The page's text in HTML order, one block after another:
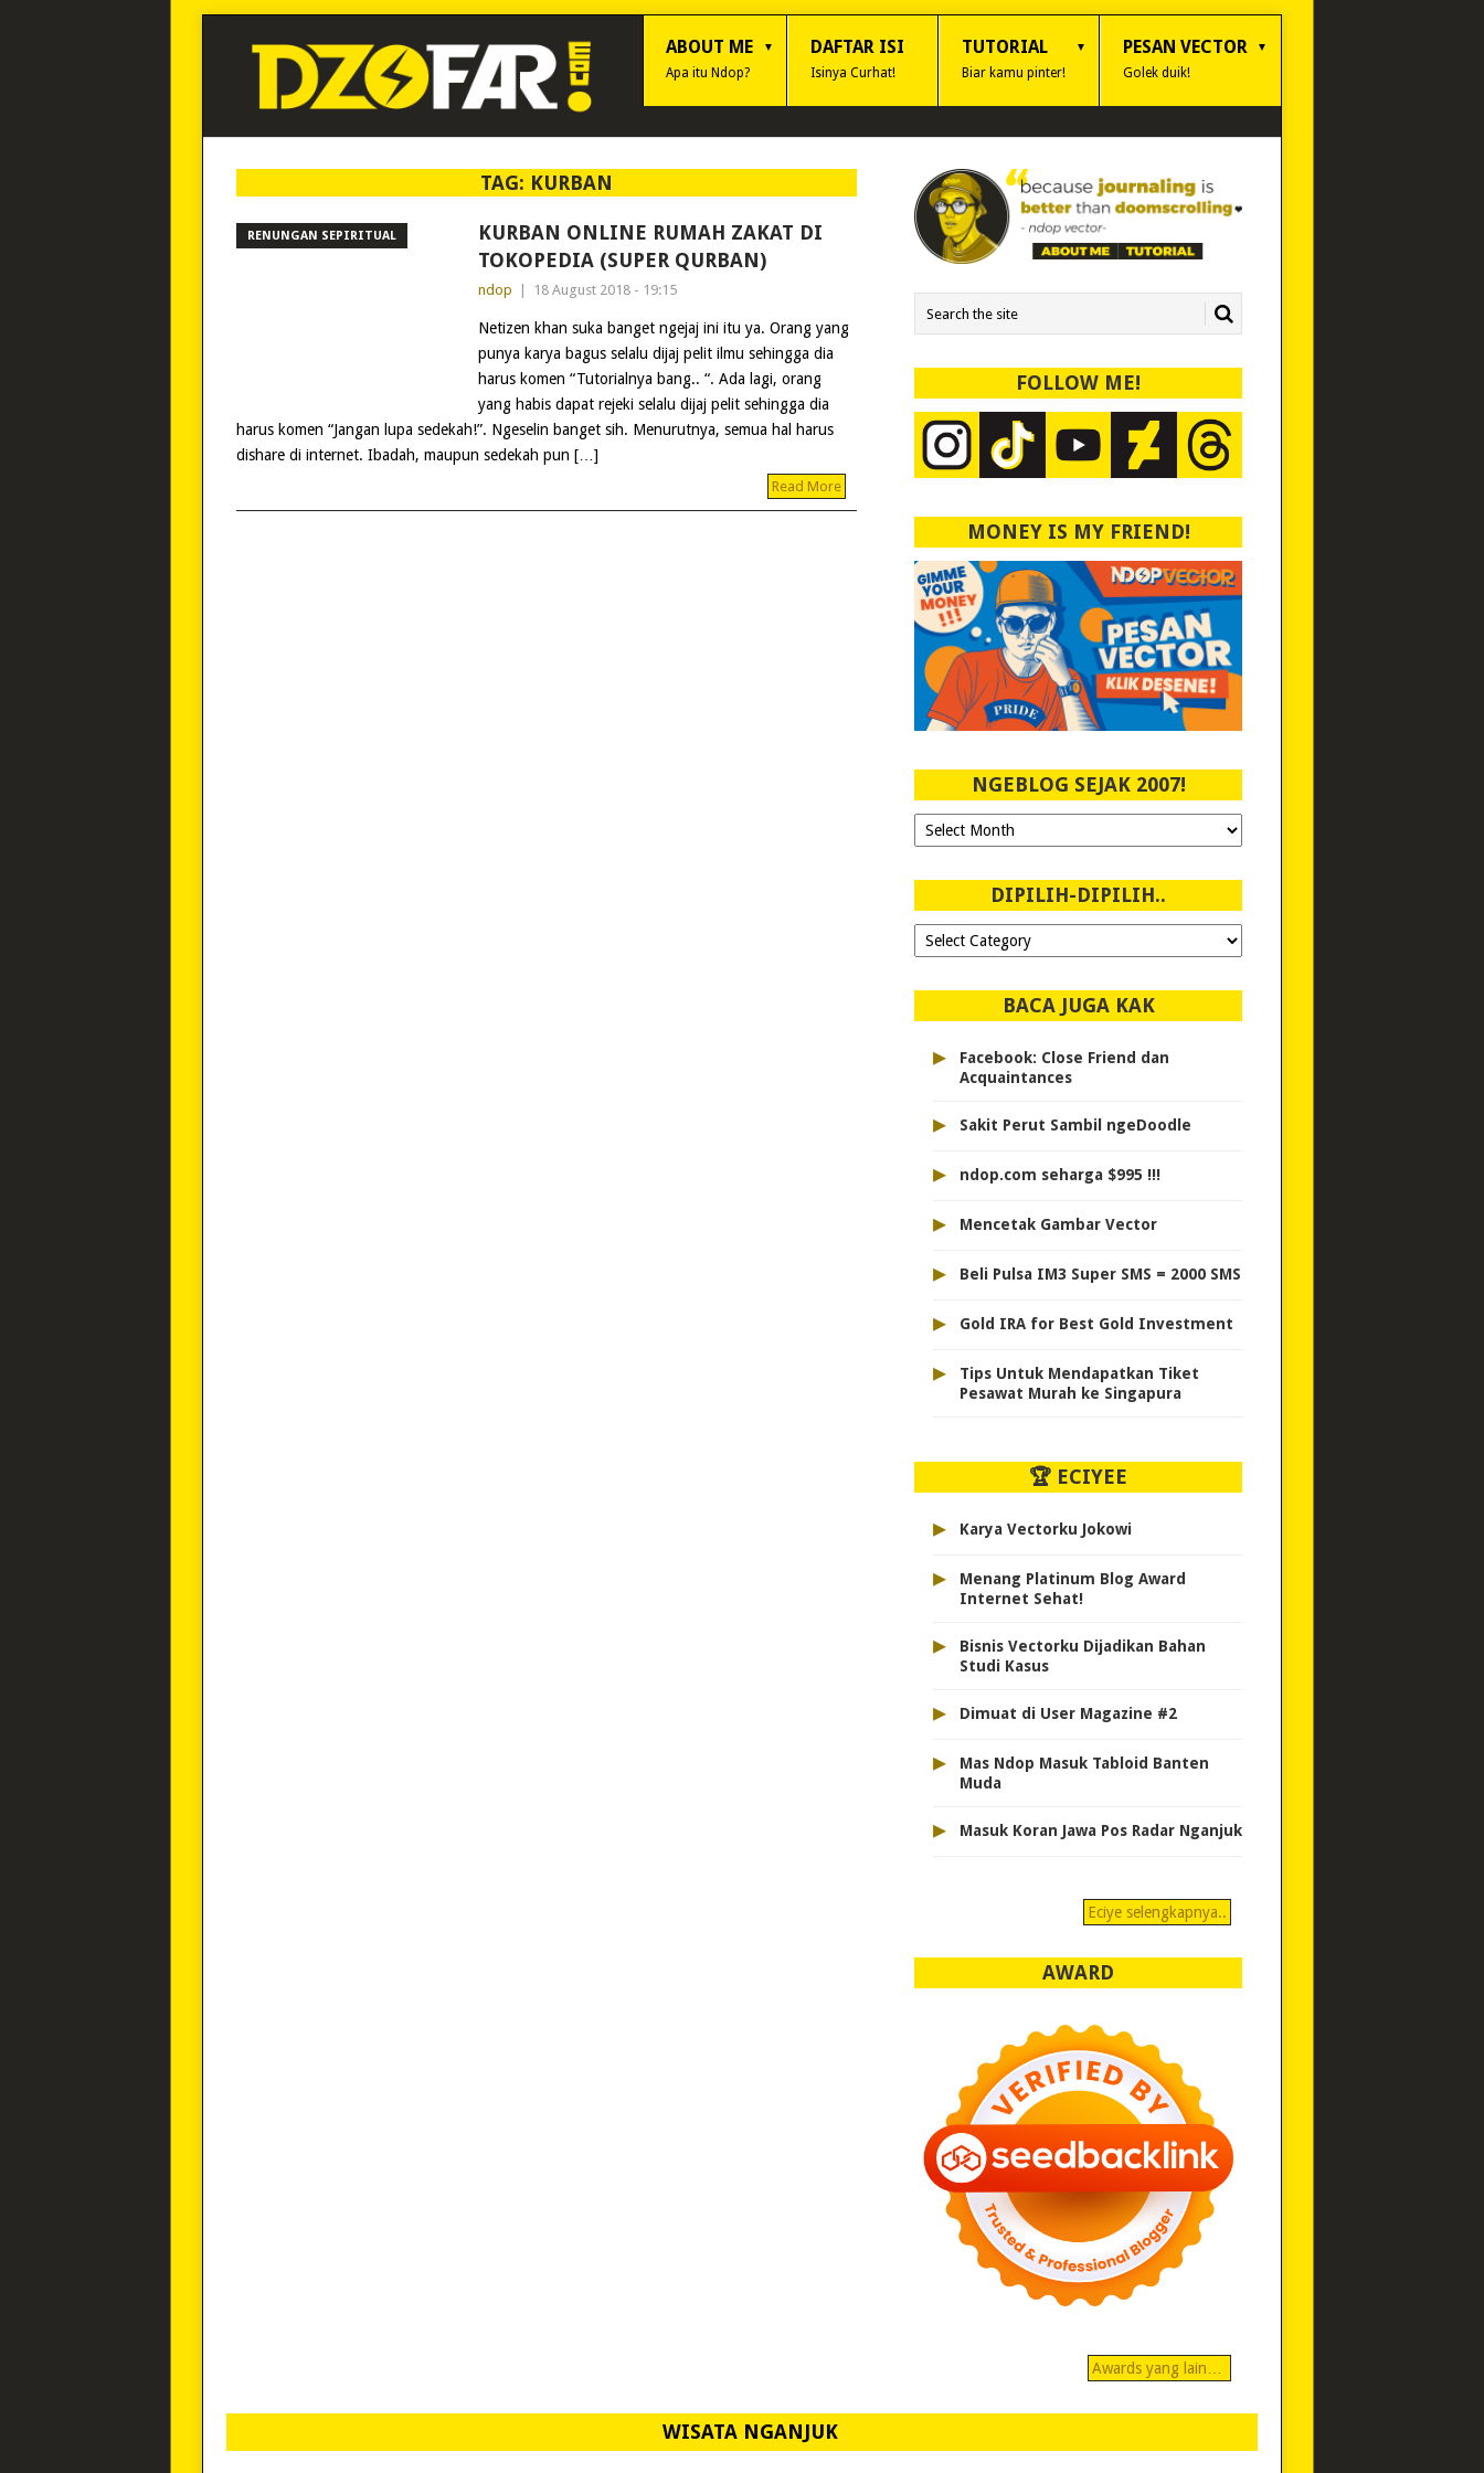
ABOUT ME
Apa itu Ndop?
DAFTAR ISI
Isinya Curhat!
TUTORIAL
Biar kamu pinter!
PESAN VECTOR
Golek duik!
TAG: KURBAN
RENUNGAN SEPIRITUAL
KURBAN ONLINE RUMAH ZAKAT DI
TOKOPEDIA (SUPER QURBAN)
ndop 18 August 2018 - 19:15
Netizen khan suka banget ngejaj ini itu ya. Orang yang
punya karya bagus selalu dijaj pelit ilmu sehingga dia
harus komen “Tutorialnya bang.. “. Ada lagi, orang
yang habis dapat rejeki selalu dijaj pelit sehingga dia
harus komen “Jangan lupa sedekah!”. Ngeselin banget sih. Menurutnya, semua hal harus
dishare di internet. Ibadah, maupun sedekah pun […]
Read More
FOLLOW ME!
MONEY IS MY FRIEND!
NGEBLOG SEJAK 2007!
Ngeblog
Sejak
DIPILIH-DIPILIH..
Dipilih-
dipilih..
BACA JUGA KAK
▸
Facebook: Close Friend dan
Acquaintances
▸ Sakit Perut Sambil ngeDoodle
▸ ndop.com seharga $995 !!!
▸ Mencetak Gambar Vector
▸ Beli Pulsa IM3 Super SMS = 2000 SMS
▸ Gold IRA for Best Gold Investment
▸
Tips Untuk Mendapatkan Tiket
Pesawat Murah ke Singapura
🏆 ECIYEE
▸ Karya Vectorku Jokowi
▸
Menang Platinum Blog Award
Internet Sehat!
▸
Bisnis Vectorku Dijadikan Bahan
Studi Kasus
▸ Dimuat di User Magazine #2
▸
Mas Ndop Masuk Tabloid Banten
Muda
▸ Masuk Koran Jawa Pos Radar Nganjuk
Eciye selengkapnya..
AWARD
Awards yang lain…
WISATA NGANJUK